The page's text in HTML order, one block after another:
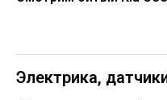
Электрика,